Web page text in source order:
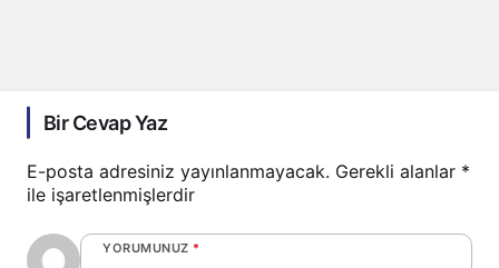
Bir Cevap Yaz
E-posta adresiniz yayınlanmayacak. Gerekli alanlar *
ile işaretlenmişlerdir
YORUMUNUZ *